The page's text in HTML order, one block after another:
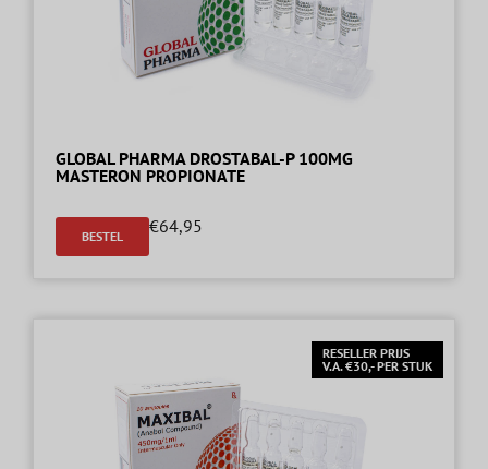
GLOBAL PHARMA DROSTABAL-P 100MG
MASTERON PROPIONATE
BESTEL €64,95
RESELLER PRIJS
V.A. €30,- PER STUK